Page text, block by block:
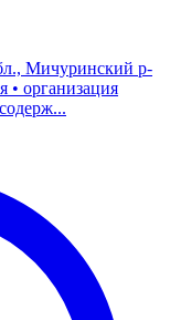
Мичуринский р-
• организация